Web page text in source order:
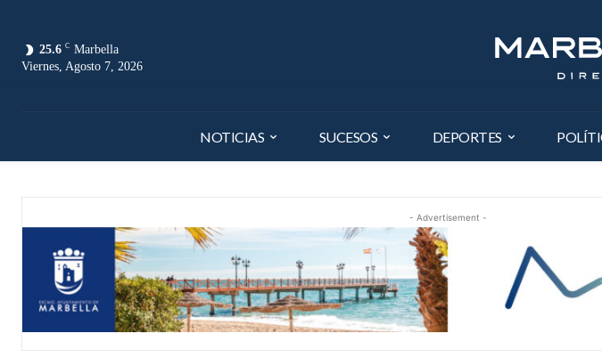
25.6 C Marbella
Viernes, Agosto 7, 2026
NOTICIAS SUCESOS DEPORTES
- Advertisement -